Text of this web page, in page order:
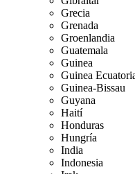
Grecia
Grenada
Groenlandia
Guatemala
Guinea
Guinea
Guinea-Bissau
Guyana
Haití
Honduras
Hungría
India
Indonesia